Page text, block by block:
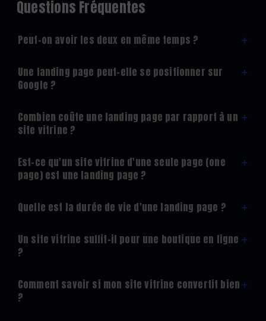
Questions Fréquentes
Peut-on avoir les deux en même temps ? +
Une landing page peut-elle se positionner sur
Google ?
+
Combien coûte une landing page par rapport à un
site vitrine ?
+
Est-ce qu'un site vitrine d'une seule page (one
page) est une landing page ?
+
Quelle est la durée de vie d'une landing page ? +
Un site vitrine suffit-il pour une boutique en ligne
?
+
Comment savoir si mon site vitrine convertit bien
?
+